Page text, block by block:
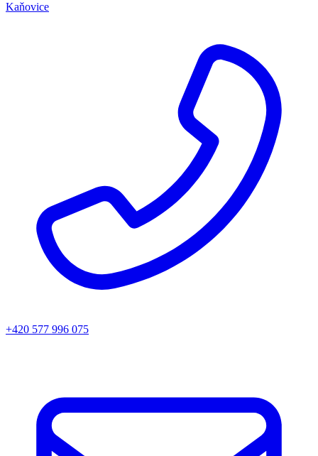
Kaňovice
+420 577 996 075